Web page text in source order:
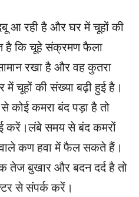
आ रही है और घर में चूहों की
है कि चूहे संक्रमण फैला
रखा है और वह कुतरा
चूहों की संख्या बढ़ी हुई है।
कमरा बंद पड़ा है तो
करें।लंबे समय से बंद कमरों
कण हवा में फैल सकते हैं।
तेज बुखार और बदन दर्द है तो
से संपर्क करें।